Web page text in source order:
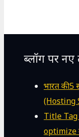
ब्लॉग पर
भारत की
(Hosting
Title Tag
optimize